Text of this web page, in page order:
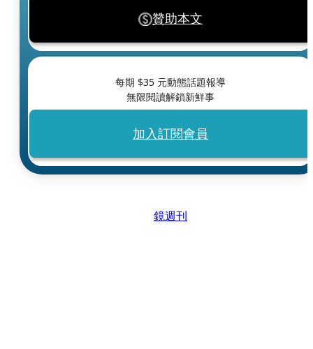
贊助本文
每期 $35 元動態話題報導
無限閱讀解鎖新鮮事
加入訂閱會員
鏡週刊